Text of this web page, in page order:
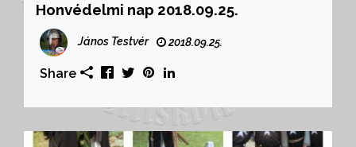
Honvédelmi nap 2018.09.25.
János Testvér 2018.09.25.
Share